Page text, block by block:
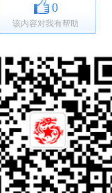
0
该内容对我有帮助